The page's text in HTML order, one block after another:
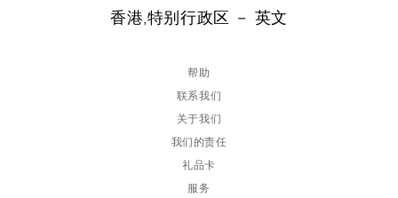
香港,特别行政区 － 英文
帮助
联系我们
关于我们
我们的责任
礼品卡
服务